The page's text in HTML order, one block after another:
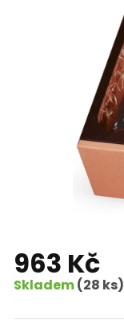
963 Kč
Skladem(28 ks)